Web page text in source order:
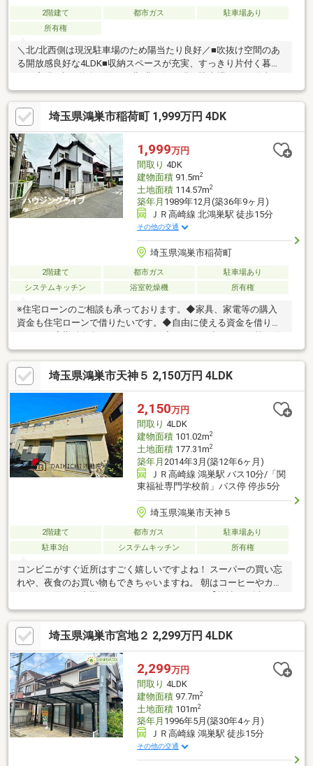
2階建て 都市ガス
駐車場あり
所有権
＼北/北西側は現況駐車場のため陽当たり良好／■吹抜け空間のあ
る開放感良好な4LDK■収納スペースが充実、すっきり片付く暮ら
り良好■JR高崎線『北本』駅徒歩15分圏内■中山道へのアクセスも
良く、車移動に便利な立地■現況空家のため引渡しはご相談可能■
駐車スペース1台分完備吹抜けのある開放的な空間が印象的な、
4LDKの中古戸建てです。収納スペースが随所に設けられており、
お荷物の多いご家族にも安心の間取りとなっております。南西道
路に加え、北・北西側が現況駐車場のため陽当たりも良好です
◎！
埼玉県鴻巣市稲荷町 1,999万円 4DK
1,999万円
間取り 4DK
建物面積91.5m2
土地面積114.57m2
築年月 1989年12月(築36年9ヶ月)
ＪＲ高崎線 北鴻巣駅 徒歩15分
その他の交通
埼玉県鴻巣市稲荷町
2階建て 都市ガス
駐車場あり
システムキッチン
浴室乾燥機 所有権
※住宅ローンのご相談も承っております。◆家具、家電等の購入
資金も住宅ローンで借りたいです。◆自由に使える資金を借りた
りがあり、そちらを完済、住宅ローン１本にしたいです。◆他の
不動産会社でローンが通りませんでした。◆住み替えで家を買い
たいのですが、どうすれば良いですか。→AIを駆使した査定書を
即日にお渡し致します。約１ヵ月でお住替えができます。お気軽
に、お声掛け下さいませ。
埼玉県鴻巣市天神５ 2,150万円 4LDK
2,150万円
間取り 4LDK
建物面積101.02m2
土地面積177.31m2
築年月 2014年3月(築12年6ヶ月)
ＪＲ高崎線 鴻巣駅 バス10分/「関
東福祉専門学校前」バス停 停歩5分
埼玉県鴻巣市天神５
2階建て 都市ガス
駐車場あり
駐車3台
システムキッチン 所有権
コンビニがすぐ近所はすごく嬉しいですよね！ スーパーの買い忘
れや、夜食のお買い物もできちゃいますね。 朝はコーヒーやカフ
ェラテを買って出勤してみてはいかがですか？【弊社では以下の
５つをお客様にお約束いたします】1.物件の善し悪しは全て正直
にお話しします。2.無理な売り込みや契約の催促、突然の訪問
等、しつこい営業は一切行いません。3.契約したら終わりではな
くお引き渡し後、お引越し後もお客様のパートナーであること。
4.ウソやおとり広告は一切使いません。(データ更新は迅速に行い
ます。）5.お客様の個人情報は細心の注意を払って取り扱いしま
す。
埼玉県鴻巣市宮地２ 2,299万円 4LDK
2,299万円
間取り 4LDK
建物面積97.7m2
土地面積101m2
築年月 1996年5月(築30年4ヶ月)
ＪＲ高崎線 鴻巣駅 徒歩15分
その他の交通